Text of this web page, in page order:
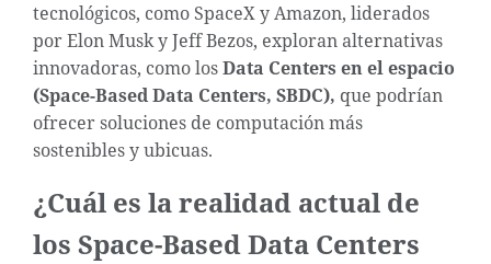
tecnológicos, como SpaceX y Amazon, liderados
por Elon Musk y Jeff Bezos, exploran alternativas
innovadoras, como losData Centers en el espacio
(Space-Based Data Centers, SBDC), que podrían
ofrecer soluciones de computación más
sostenibles y ubicuas.
¿Cuál es la realidad actual de
los Space-Based Data Centers